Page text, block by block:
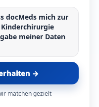
docMeds mich zur
meiner Daten
→
matchen gezielt